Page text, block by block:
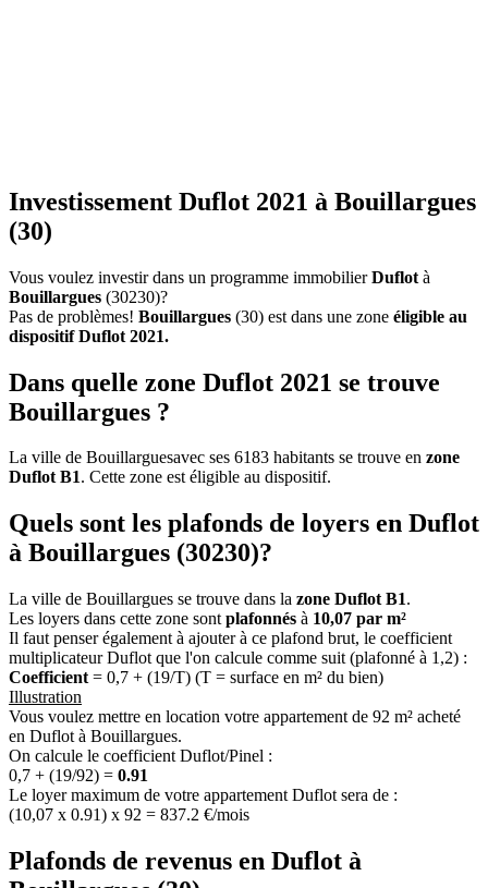
Investissement Duflot 2021 à Bouillargues
(30)
Vous voulez investir dans un programme immobilierDuflot à
Bouillargues (30230)?
Pas de problèmes! Bouillargues (30) est dans une zone éligible au
dispositif Duflot 2021.
Dans quelle zone Duflot 2021 se trouve
Bouillargues ?
La ville de Bouillarguesavec ses 6183 habitants se trouve en zone
Duflot B1. Cette zone est éligible au dispositif.
Quels sont les plafonds de loyers en Duflot
à Bouillargues (30230)?
La ville de Bouillargues se trouve dans la zone Duflot B1.
Les loyers dans cette zone sont plafonnés à 10,07 par m²
Il faut penser également à ajouter à ce plafond brut, le coefficient
multiplicateur Duflot que l'on calcule comme suit (plafonné à 1,2) :
Coefficient = 0,7 + (19/T) (T = surface en m² du bien)
Illustration
Vous voulez mettre en location votre appartement de 92 m² acheté
en Duflot à Bouillargues.
On calcule le coefficient Duflot/Pinel :
0,7 + (19/92) = 0.91
Le loyer maximum de votre appartement Duflot sera de :
(10,07 x 0.91) x 92 = 837.2 €/mois
Plafonds de revenus en Duflot à